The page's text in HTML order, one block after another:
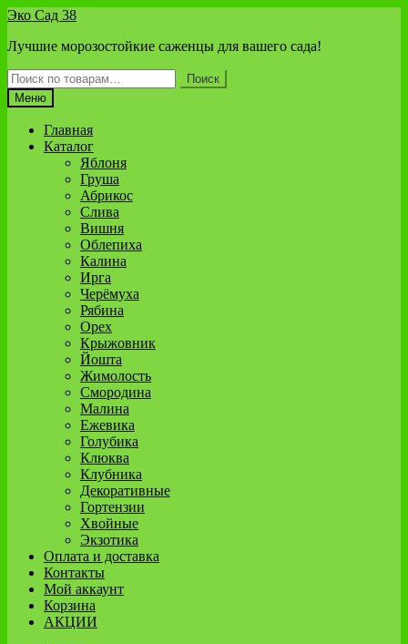
Перейти
навигации
Перейти
содержимому
Эко Сад 38
Лучшие морозостойкие саженцы для вашего сада!
Искать:
Поиск
Меню
Главная
Каталог
Яблоня
Груша
Абрикос
Слива
Вишня
Облепиха
Калина
Ирга
Черёмуха
Рябина
Орех
Крыжовник
Йошта
Жимолость
Смородина
Малина
Ежевика
Голубика
Клюква
Клубника
Декоративные
Гортензии
Хвойные
Экзотика
Оплата и доставка
Контакты
Мой аккаунт
Корзина
АКЦИИ